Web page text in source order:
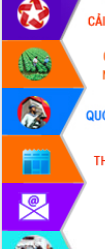
Khơi thông điểm nghẽn, đẩy nhanh
giải ngân vốn khắc phục thiên tai
HĐND tỉnh thông qua điều chỉnh Quy
hoạch tỉnh thời kỳ 2021-2030
Hội thảo góp ý hồ sơ điều chỉnh quy
hoạch tỉnh Đắk Lắk thời kỳ 2021-2030,
tầm nhìn đến năm 2050
Nâng cao hiệu quả hoạt động của các
Hội nghị triển khai kết nối mạng
truyền số liệu chuyên dùng phục vụ cơ
quan Đảng, Nhà nước
Lễ phát động chuỗi hoạt động chung
tay làm sạch môi trường
Xã Ea Kar bước chuyển mình trong
công tác cải cách hành chính mô hình
mới
UBND tỉnh họp báo định kỳ tháng 4
năm 2026
Hội thảo khoa học “Giải pháp thúc đẩy
phát triển nền kinh tế xanh tại tỉnh
Đắk Lắk”